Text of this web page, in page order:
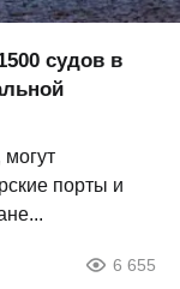
судов в
могут
порты и
6 655